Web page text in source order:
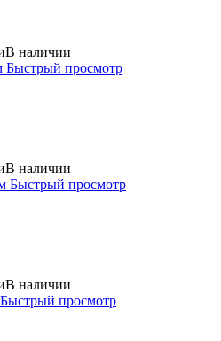
В наличии
Быстрый просмотр
В наличии
Быстрый просмотр
В наличии
Быстрый просмотр